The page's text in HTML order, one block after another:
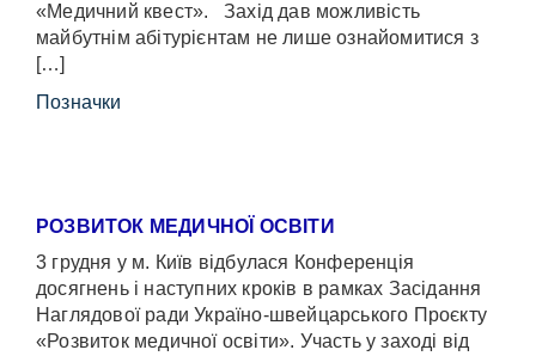
«Медичний квест». Захід дав можливість
майбутнім абітурієнтам не лише ознайомитися з
[…]
Позначки
РОЗВИТОК МЕДИЧНОЇ ОСВІТИ
3 грудня у м. Київ відбулася Конференція
досягнень і наступних кроків в рамках Засідання
Наглядової ради Україно-швейцарського Проєкту
«Розвиток медичної освіти». Участь у заході від